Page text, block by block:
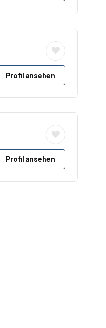
Profil ansehen
Profil ansehen